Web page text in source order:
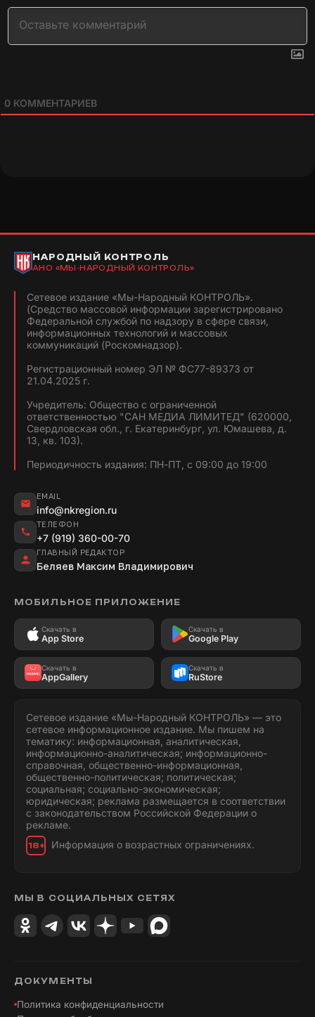
0 КОММЕНТАРИЕВ
НАРОДНЫЙ КОНТРОЛЬ
АНО «МЫ-НАРОДНЫЙ КОНТРОЛЬ»
Сетевое издание «Мы-Народный КОНТРОЛЬ».
(Средство массовой информации зарегистрировано
Федеральной службой по надзору в сфере связи,
информационных технологий и массовых
коммуникаций (Роскомнадзор).
Регистрационный номер ЭЛ № ФС77-89373 от
21.04.2025 г.
Учредитель: Общество с ограниченной
ответственностью "САН МЕДИА ЛИМИТЕД" (620000,
Свердловская обл., г. Екатеринбург, ул. Юмашева, д.
13, кв. 103).
Периодичность издания: ПН-ПТ, с 09:00 до 19:00
EMAIL
info@nkregion.ru
ТЕЛЕФОН
+7 (919) 360-00-70
ГЛАВНЫЙ РЕДАКТОР
Беляев Максим Владимирович
МОБИЛЬНОЕ ПРИЛОЖЕНИЕ
Скачать в
App Store
Скачать в
Google Play
Скачать в
AppGallery
Скачать в
RuStore
Сетевое издание «Мы-Народный КОНТРОЛЬ» — это
сетевое информационное издание. Мы пишем на
тематику: информационная, аналитическая,
информационно-аналитическая; информационно-
справочная, общественно-информационная,
общественно-политическая; политическая;
социальная; социально-экономическая;
юридическая; реклама размещается в соответствии
с законодательством Российской Федерации о
рекламе.
18+ Информация о возрастных ограничениях.
МЫ В СОЦИАЛЬНЫХ СЕТЯХ
ДОКУМЕНТЫ
Политика конфиденциальности